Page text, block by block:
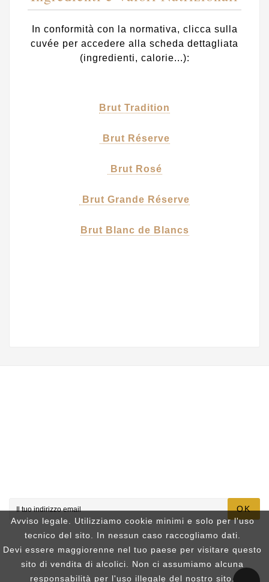
Avviso legale. Utilizziamo cookie minimi e solo per l'uso
tecnico del sito. In nessun caso raccogliamo dati.
Devi essere maggiorenne nel tuo paese per visitare questo
sito di vendita di alcolici. Non ci assumiamo alcuna
responsabilità per l'uso illegale del nostro sito.
In conformità con la normativa, clicca sulla
cuvée per accedere alla scheda dettagliata
(ingredienti, calorie...):
Brut Tradition
Brut Réserve
Brut Rosé
Brut Grande Réserve
Brut Blanc de Blancs
OK
Puoi annullare l'iscrizione in ogni momenti. A questo scopo,
cerca le info di contatto nelle note legali.